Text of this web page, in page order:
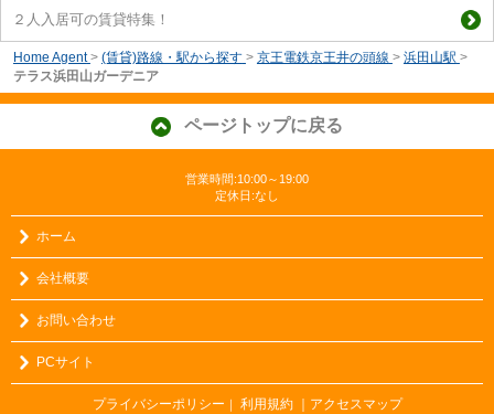
２人入居可の賃貸特集！
Home Agent > (賃貸)路線・駅から探す > 京王電鉄京王井の頭線 > 浜田山駅 >
テラス浜田山ガーデニア
ページトップに戻る
営業時間:10:00～19:00
定休日:なし
ホーム
会社概要
お問い合わせ
PCサイト
プライバシーポリシー 利用規約 ｜アクセスマップ